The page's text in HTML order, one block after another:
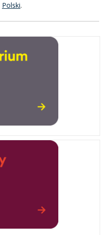
Polski.